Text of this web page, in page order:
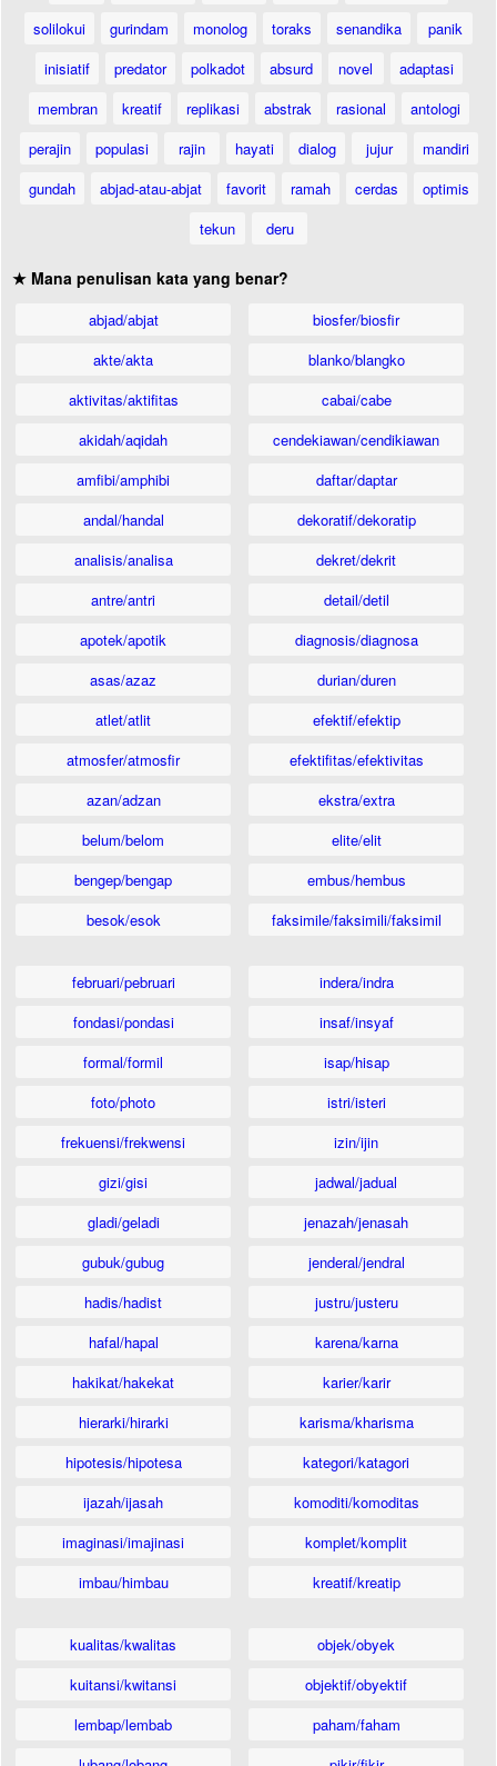
solilokui
gurindam monolog toraks senandika
panik
inisiatif
predator polkadot absurd novel
adaptasi
membran
kreatif replikasi abstrak rasional
antologi
perajin
populasi rajin hayati dialog jujur
mandiri
gundah
abjad-atau-abjat favorit ramah cerdas
optimis
tekun
deru
★ Mana penulisan kata yang benar?
abjad/abjat
akte/akta
aktivitas/aktifitas
akidah/aqidah
amfibi/amphibi
andal/handal
analisis/analisa
antre/antri
apotek/apotik
asas/azaz
atlet/atlit
atmosfer/atmosfir
azan/adzan
belum/belom
bengep/bengap
besok/esok
biosfer/biosfir
blanko/blangko
cabai/cabe
cendekiawan/cendikiawan
daftar/daptar
dekoratif/dekoratip
dekret/dekrit
detail/detil
diagnosis/diagnosa
durian/duren
efektif/efektip
efektifitas/efektivitas
ekstra/extra
elite/elit
embus/hembus
faksimile/faksimili/faksimil
februari/pebruari
fondasi/pondasi
formal/formil
foto/photo
frekuensi/frekwensi
gizi/gisi
gladi/geladi
gubuk/gubug
hadis/hadist
hafal/hapal
hakikat/hakekat
hierarki/hirarki
hipotesis/hipotesa
ijazah/ijasah
imaginasi/imajinasi
imbau/himbau
indera/indra
insaf/insyaf
isap/hisap
istri/isteri
izin/ijin
jadwal/jadual
jenazah/jenasah
jenderal/jendral
justru/justeru
karena/karna
karier/karir
karisma/kharisma
kategori/katagori
komoditi/komoditas
komplet/komplit
kreatif/kreatip
kualitas/kwalitas
kuitansi/kwitansi
lembap/lembab
objek/obyek
objektif/obyektif
paham/faham